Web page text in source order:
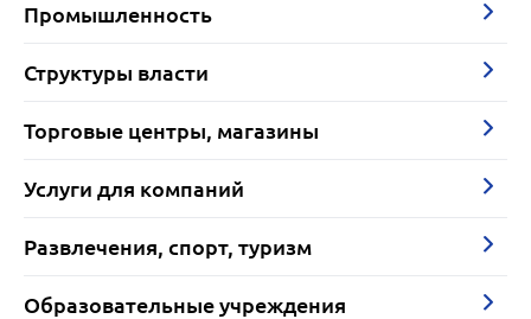
Промышленность
Структуры власти
Торговые центры, магазины
Услуги для компаний
Развлечения, спорт, туризм
Образовательные учреждения